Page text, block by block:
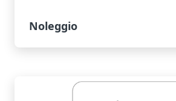
Noleggio